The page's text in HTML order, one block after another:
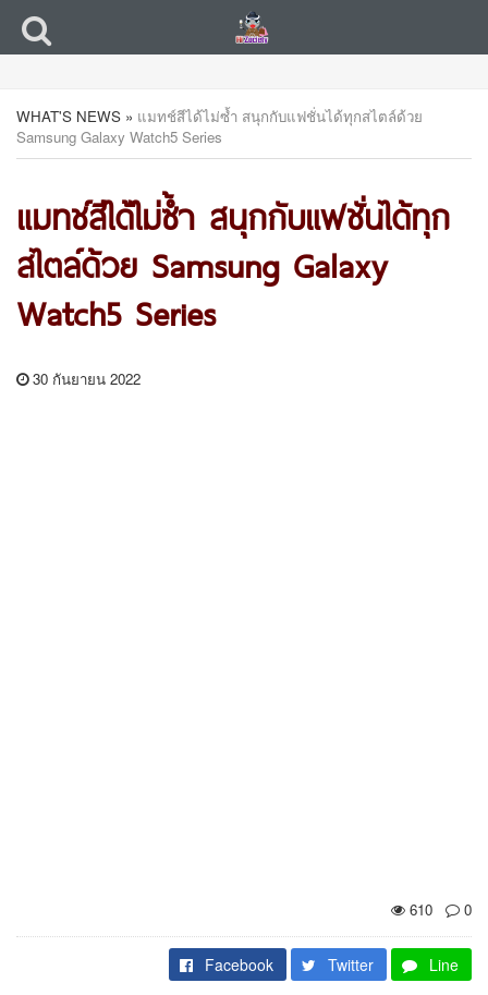
WHAT'S NEWS » แมทช์สีได้ไม่ซ้ำ สนุกกับแฟชั่นได้ทุกสไตล์ด้วย
Samsung Galaxy Watch5 Series
แมทช์สีได้ไม่ซ้ำ สนุกกับแฟชั่นได้ทุก
สไตล์ด้วย Samsung Galaxy
Watch5 Series
30 กันยายน 2022
610 0
Facebook Twitter Line